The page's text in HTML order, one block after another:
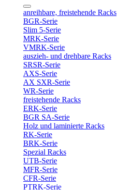
anreihbare, freistehende Racks
BGR-Serie
Slim 5-Serie
MRK-Serie
VMRK-Serie
auszieh- und drehbare Racks
SRSR-Serie
AXS-Serie
AX SXR-Serie
WR-Serie
freistehende Racks
ERK-Serie
BGR SA-Serie
Holz und laminierte Racks
RK-Serie
BRK-Serie
Spezial Racks
UTB-Serie
MFR-Serie
CFR-Serie
PTRK-Serie